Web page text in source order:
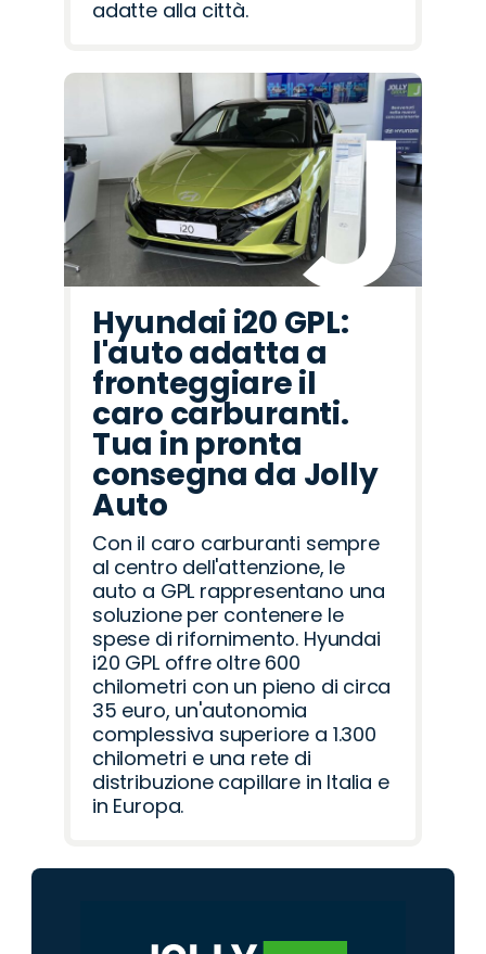
adatte alla città.
Hyundai i20 GPL:
l'auto adatta a
fronteggiare il
caro carburanti.
Tua in pronta
consegna da Jolly
Auto
Con il caro carburanti sempre
al centro dell'attenzione, le
auto a GPL rappresentano una
soluzione per contenere le
spese di rifornimento. Hyundai
i20 GPL offre oltre 600
chilometri con un pieno di circa
35 euro, un'autonomia
complessiva superiore a 1.300
chilometri e una rete di
distribuzione capillare in Italia e
in Europa.